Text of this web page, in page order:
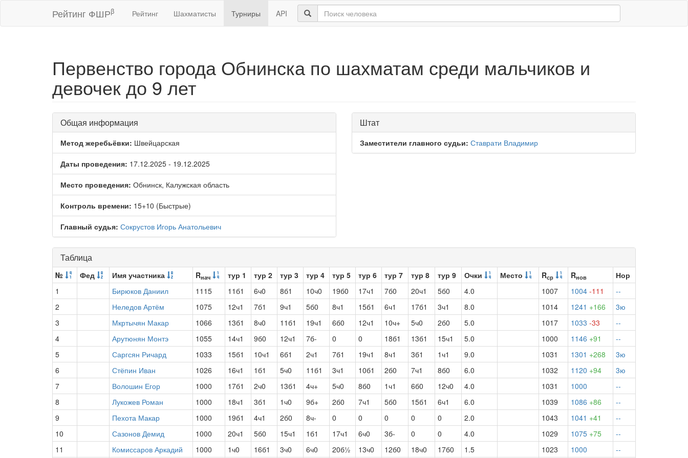
Рейтинг ФШРβ Рейтинг Шахматисты Турниры API
Первенство города Обнинска по шахматам среди мальчиков и
девочек до 9 лет
Общая информация
Метод жеребьёвки: Швейцарская
Даты проведения: 17.12.2025 - 19.12.2025
Место проведения: Обнинск, Калужская область
Контроль времени: 15+10 (Быстрые)
Главный судья: Сокрустов Игорь Анатольевич
Штат
Заместители главного судьи: Ставрати Владимир
Таблица
№ Фед Имя участника Rнач тур 1 тур 2 тур 3 тур 4 тур 5 тур 6 тур 7 тур 8 тур 9 Очки Место Rср Rнов
Нор
1
Бирюков Даниил 1115 11б1 6ч0 8б1 10ч0 19б0 17ч1 7б0 20ч1 5б0 4.0 1007 1004 -111
--
2
Неледов Артём 1075 12ч1 7б1 9ч1 5б0 8ч1 15б1 6ч1 17б1 3ч1 8.0 1014 1241 +166
3ю
3
Мкртычян Макар 1066 13б1 8ч0 11б1 19ч1 6б0 12ч1 10ч+ 5ч0 2б0 5.0 1017 1033 -33
--
4
Арутюнян Монтэ 1055 14ч1 9б0 12ч1 7б- 0 0 18б1 13б1 15ч1 5.0 1000 1146 +91
--
5
Саргсян Ричард 1033 15б1 10ч1 6б1 2ч1 7б1 19ч1 8ч1 3б1 1ч1 9.0 1031 1301 +268
3ю
6
Стёпин Иван 1026 16ч1 1б1 5ч0 11б1 3ч1 10б1 2б0 7ч1 8б0 6.0 1032 1120 +94
3ю
7
Волошин Егор 1000 17б1 2ч0 13б1 4ч+ 5ч0 8б0 1ч1 6б0 12ч0 4.0 1031 1000
--
8
Лукожев Роман 1000 18ч1 3б1 1ч0 9б+ 2б0 7ч1 5б0 15б1 6ч1 6.0 1039 1086 +86
--
9
Пехота Макар 1000 19б1 4ч1 2б0 8ч- 0 0 0 0 0 2.0 1043 1041 +41
--
10
Сазонов Демид 1000 20ч1 5б0 15ч1 1б1 17ч1 6ч0 3б- 0 0 4.0 1029 1075 +75
--
11
Комиссаров Аркадий 1000 1ч0 16б1 3ч0 6ч0 20б½ 13ч0 12б0 18ч0 17б0 1.5 1023 1000 --